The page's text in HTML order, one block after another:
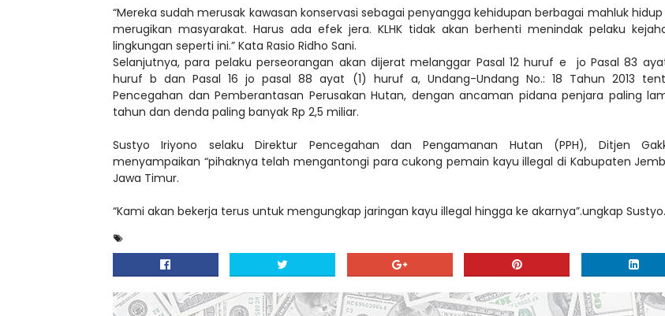
“Mereka sudah merusak kawasan konservasi sebagai penyangga kehidupan berbagai mahluk
merugikan masyarakat. Harus ada efek jera. KLHK tidak akan berhenti menindak pelaku
lingkungan seperti ini.” Kata Rasio Ridho Sani.
Selanjutnya, para pelaku perseorangan akan dijerat melanggar Pasal 12 huruf e jo Pasal 83
huruf b dan Pasal 16 jo pasal 88 ayat (1) huruf a, Undang-Undang No.: 18 Tahun 2013
Pencegahan dan Pemberantasan Perusakan Hutan, dengan ancaman pidana penjara paling
tahun dan denda paling banyak Rp 2,5 miliar.
Sustyo Iriyono selaku Direktur Pencegahan dan Pengamanan Hutan (PPH), Ditjen
menyampaikan “pihaknya telah mengantongi para cukong pemain kayu illegal di Kabupaten
Jawa Timur.
“Kami akan bekerja terus untuk mengungkap jaringan kayu illegal hingga ke akarnya”.ungkap Sustyo.